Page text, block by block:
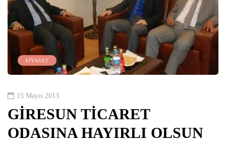
SİYASET
15 Mayıs 2013
GİRESUN TİCARET
ODASINA HAYIRLI OLSUN